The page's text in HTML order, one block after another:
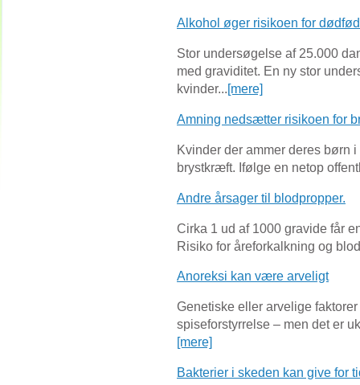
Alkohol øger risikoen for
Stor undersøgelse af 25.000
med graviditet. En ny stor
kvinder...[mere]
Amning nedsætter risikoen for
Kvinder der ammer deres børn
brystkræft. Ifølge en netop
Andre årsager til blodpropper.
Cirka 1 ud af 1000 gravide får
Risiko for åreforkalkning og
Anoreksi kan være arveligt
Genetiske eller arvelige
spiseforstyrrelse – men det er
[mere]
Bakterier i skeden kan give for